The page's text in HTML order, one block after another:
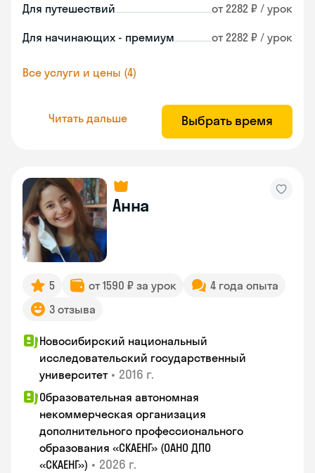
Для путешествий от 2282 ₽ / урок
Для начинающих - премиум от 2282 ₽ / урок
Все услуги и цены (4)
Читать дальше Выбрать время
Анна
5 от 1590 ₽ за урок
4 года опыта
3 отзыва
Новосибирский национальный
исследовательский государственный
университет • 2016 г.
Образовательная автономная
некоммерческая организация
дополнительного профессионального
образования «СКАЕНГ» (ОАНО ДПО
«СКАЕНГ») • 2026 г.